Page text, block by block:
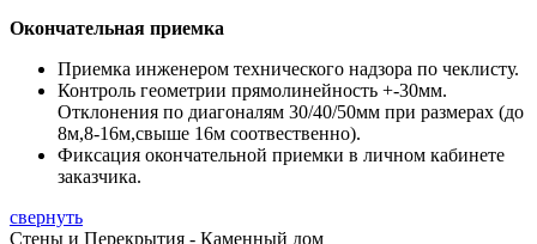
Окончательная приемка
Приемка инженером технического надзора по чеклисту.
Контроль геометрии прямолинейность +-30мм.
Отклонения по диагоналям 30/40/50мм при размерах (до
8м,8-16м,свыше 16м соотвественно).
Фиксация окончательной приемки в личном кабинете
заказчика.
свернуть
Стены и Перекрытия - Каменный дом